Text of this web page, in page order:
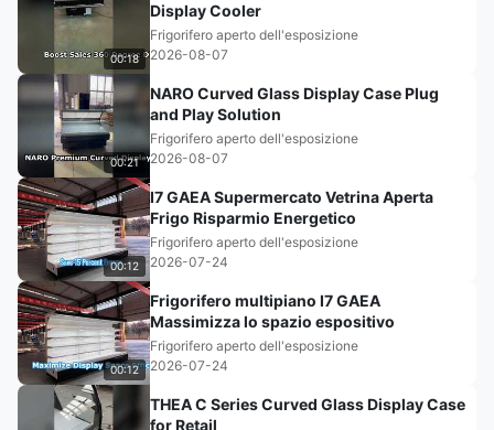
00:18
Display Cooler
Frigorifero aperto dell'esposizione
2026-08-07
00:21
NARO Curved Glass Display Case Plug
and Play Solution
Frigorifero aperto dell'esposizione
2026-08-07
00:12
I7 GAEA Supermercato Vetrina Aperta
Frigo Risparmio Energetico
Frigorifero aperto dell'esposizione
2026-07-24
00:12
Frigorifero multipiano I7 GAEA
Massimizza lo spazio espositivo
Frigorifero aperto dell'esposizione
2026-07-24
THEA C Series Curved Glass Display Case
for Retail